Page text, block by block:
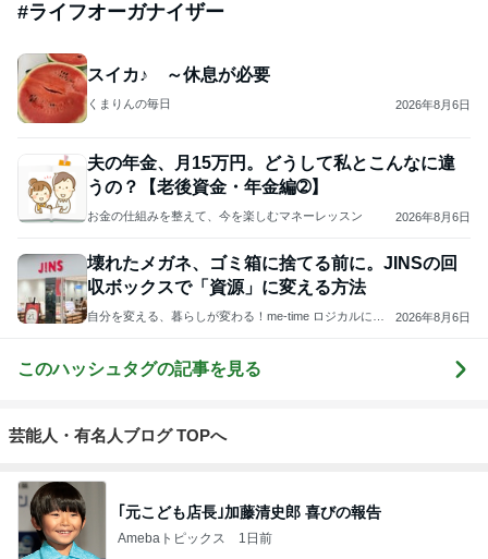
#ライフオーガナイザー
スイカ♪ ～休息が必要
くまりんの毎日 2026年8月6日
夫の年金、月15万円。どうして私とこんなに違
うの？【老後資金・年金編➁】
お金の仕組みを整えて、今を楽しむマネーレッスン 2026年8月6日
壊れたメガネ、ゴミ箱に捨てる前に。JINSの回
収ボックスで「資源」に変える方法
自分を変える、暮らしが変わる！me-time ロジカルに片
2026年8月6日
このハッシュタグの記事を見る
芸能人・有名人ブログ TOPへ
｢元こども店長｣加藤清史郎 喜びの報告
Amebaトピックス 1日前